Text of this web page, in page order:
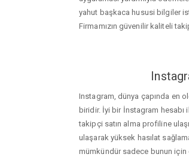
yahut başkaca hususi bilgiler
Firmamızın güvenilir kaliteli
Instagram, dünya çapında en
biridir. İyi bir İnstagram hesabı
takipçi satın alma profiline
ulaşarak yüksek hasılat
mümkündür sadece bunun